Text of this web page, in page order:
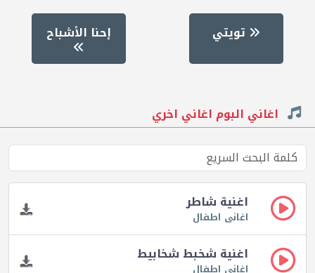
تويتي إحنا الأشباح
اغاني البوم اغاني اخري
اغنية شاطر
اغانى اطفال
اغنية شخبط شخابيط
اغانى اطفال